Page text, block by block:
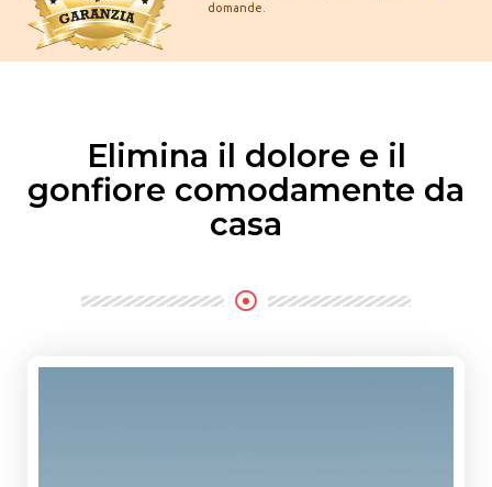
domande.
Elimina il dolore e il
gonfiore comodamente da
casa